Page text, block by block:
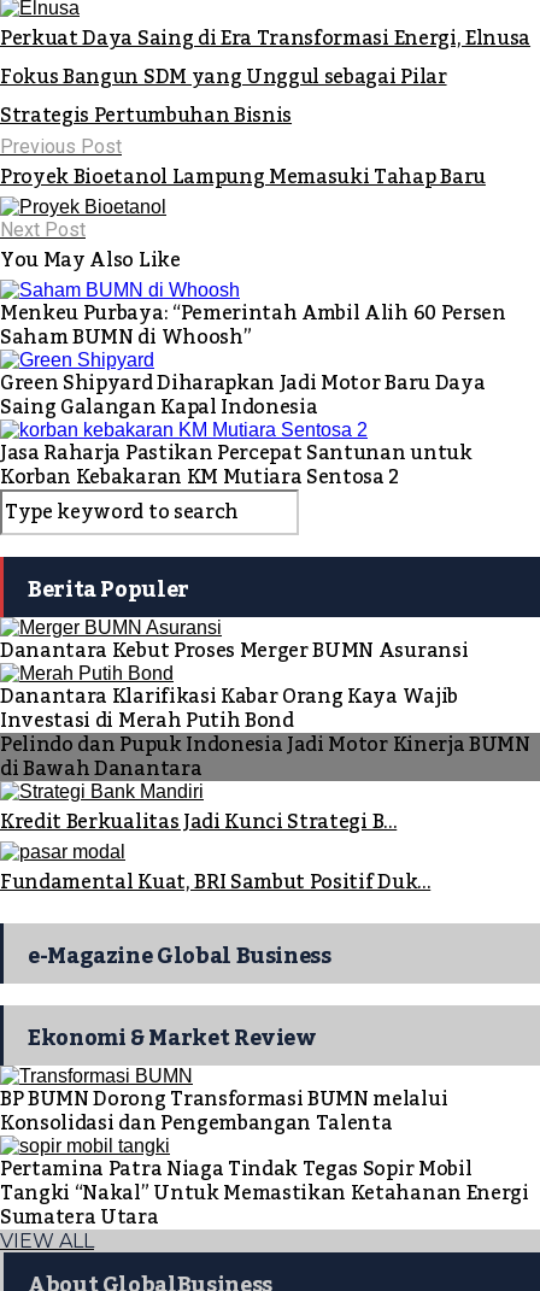
Perkuat Daya Saing di Era Transformasi Energi, Elnusa
Fokus Bangun SDM yang Unggul sebagai Pilar
Strategis Pertumbuhan Bisnis
Previous Post
Proyek Bioetanol Lampung Memasuki Tahap Baru
Next Post
You May Also Like
Menkeu Purbaya: “Pemerintah Ambil Alih 60 Persen
Saham BUMN di Whoosh”
Green Shipyard Diharapkan Jadi Motor Baru Daya
Saing Galangan Kapal Indonesia
Jasa Raharja Pastikan Percepat Santunan untuk
Korban Kebakaran KM Mutiara Sentosa 2
Berita Populer
Danantara Kebut Proses Merger BUMN Asuransi
Danantara Klarifikasi Kabar Orang Kaya Wajib
Investasi di Merah Putih Bond
Pelindo dan Pupuk Indonesia Jadi Motor Kinerja BUMN
di Bawah Danantara
Kredit Berkualitas Jadi Kunci Strategi B...
Fundamental Kuat, BRI Sambut Positif Duk...
e-Magazine Global Business
Ekonomi & Market Review
BP BUMN Dorong Transformasi BUMN melalui
Konsolidasi dan Pengembangan Talenta
Pertamina Patra Niaga Tindak Tegas Sopir Mobil
Tangki “Nakal” Untuk Memastikan Ketahanan Energi
Sumatera Utara
VIEW ALL